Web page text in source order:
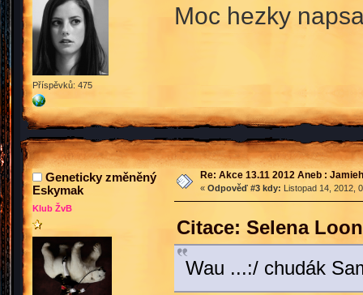
Příspěvků: 475
Moc hezky
Geneticky změněný
Eskymak
Klub ŽvB
Re: Akce 13.11 2012 Aneb :
« Odpověď #3 kdy: Listopad 14, 2012,
Citace: Selena
Wau ...:/ chudák